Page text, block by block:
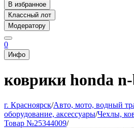
В избранное
Классный лот
Модератору
0
Инфо
коврики honda
г. Красноярск/Авто, мото, водный
оборудование, аксессуары/Чехлы,
Товар №25344009/